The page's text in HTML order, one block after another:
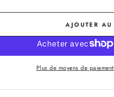
AJOUTER
Plus de moyens de paiement